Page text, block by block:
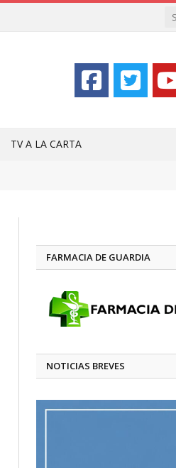
TV A LA CARTA
FARMACIA DE GUARDIA
NOTICIAS BREVES